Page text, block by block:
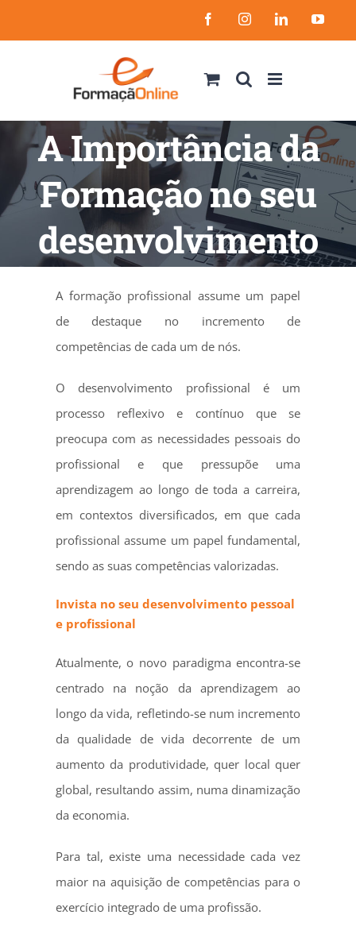
to
FacebookInstagramLinkedIn
A Importância da
Formação no seu
desenvolvimento
A formação profissional assume um papel
de destaque no incremento de
competências de cada um de nós.
O desenvolvimento profissional é um
processo reflexivo e contínuo que se
preocupa com as necessidades pessoais do
profissional e que pressupõe uma
aprendizagem ao longo de toda a carreira,
em contextos diversificados, em que cada
profissional assume um papel fundamental,
sendo as suas competências valorizadas.
Invista no seu desenvolvimento pessoal
e profissional
Atualmente, o novo paradigma encontra-se
centrado na noção da aprendizagem ao
longo da vida, refletindo-se num incremento
da qualidade de vida decorrente de um
aumento da produtividade, quer local quer
global, resultando assim, numa dinamização
da economia.
Para tal, existe uma necessidade cada vez
maior na aquisição de competências para o
exercício integrado de uma profissão.